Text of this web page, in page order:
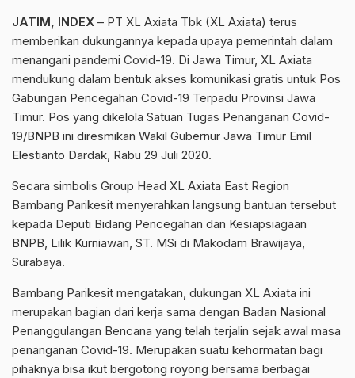
JATIM, INDEX – PT XL Axiata Tbk (XL Axiata) terus
memberikan dukungannya kepada upaya pemerintah dalam
menangani pandemi Covid-19. Di Jawa Timur, XL Axiata
mendukung dalam bentuk akses komunikasi gratis untuk Pos
Gabungan Pencegahan Covid-19 Terpadu Provinsi Jawa
Timur. Pos yang dikelola Satuan Tugas Penanganan Covid-
19/BNPB ini diresmikan Wakil Gubernur Jawa Timur Emil
Elestianto Dardak, Rabu 29 Juli 2020.
Secara simbolis Group Head XL Axiata East Region
Bambang Parikesit menyerahkan langsung bantuan tersebut
kepada Deputi Bidang Pencegahan dan Kesiapsiagaan
BNPB, Lilik Kurniawan, ST. MSi di Makodam Brawijaya,
Surabaya.
Bambang Parikesit mengatakan, dukungan XL Axiata ini
merupakan bagian dari kerja sama dengan Badan Nasional
Penanggulangan Bencana yang telah terjalin sejak awal masa
penanganan Covid-19. Merupakan suatu kehormatan bagi
pihaknya bisa ikut bergotong royong bersama berbagai